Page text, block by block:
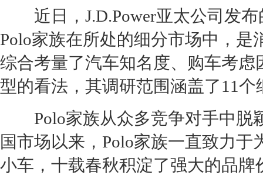
近日，J.D.Power亚太公司发布
Polo家族在所处的细分市场中，是
综合考量了汽车知名度、购车考
型的看法，其调研范围涵盖了11
Polo家族从众多竞争对手中脱
国市场以来， Polo家族一直致力于
小车，十载春秋积淀了强大的品牌